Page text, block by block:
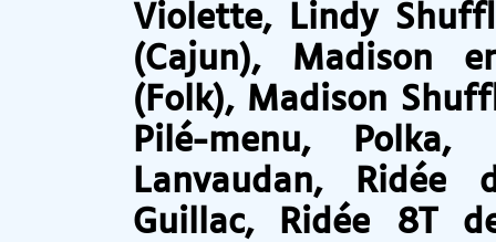
Violette, Lindy
(Cajun), Madison
(Folk), Madison
Pilé-menu,
Lanvaudan,
Guillac, Ridée 8T